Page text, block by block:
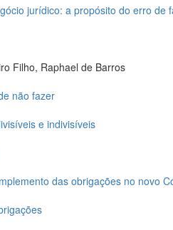
jurídico: a propósito do erro de
Filho, Raphael de Barros
não fazer
e indivisíveis
das obrigações no novo